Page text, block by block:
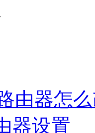
由器怎
器设置